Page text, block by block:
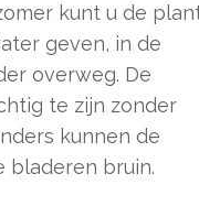
kunt u de
geven, in de
overweg. De
te zijn zonder
kunnen de
bladeren bruin.